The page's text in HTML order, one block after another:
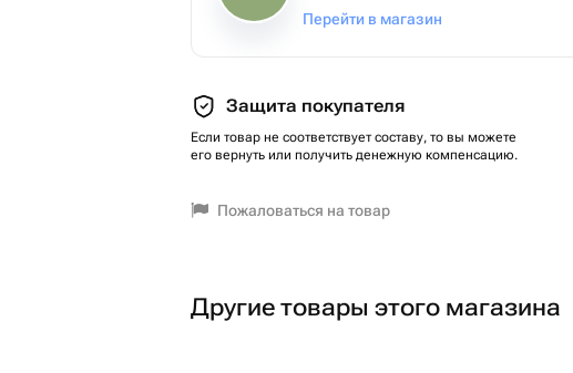
Перейти в магазин
Защита покупателя
Если товар не соответствует составу, то вы можете
его вернуть или получить денежную компенсацию.
Пожаловаться на товар
Другие товары этого магазина